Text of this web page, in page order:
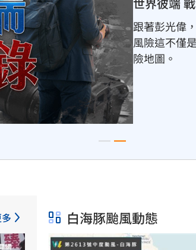
白海豚颱
白海豚逐漸
計週五穿越
白海豚颱風動態